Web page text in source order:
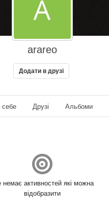
arareo
Додати в друзі
себе Друзі Альбоми
немає активностей які можна
відобразити